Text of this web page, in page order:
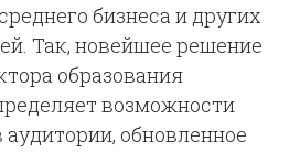
бизнеса и других
Так, новейшее решение
образования
возможности
обновленное